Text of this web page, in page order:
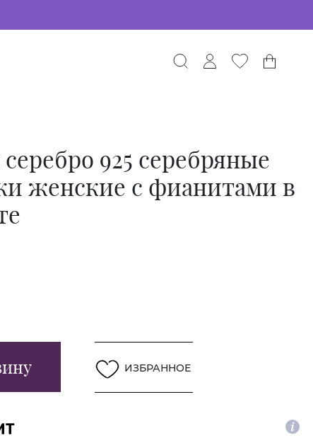
925 серебряные
женские с фианитами в
ИЗБРАННОЕ